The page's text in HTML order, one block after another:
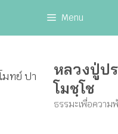
Menu
หลวงปู่ป
โมชฺโช
ธรรมะเพื่อความ